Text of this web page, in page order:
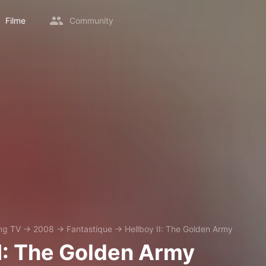
Filme Community
TV → 2008 → Fantastique → Hellboy II: The Golden Army
The Golden Army